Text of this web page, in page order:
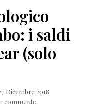
i saldi
(solo
Dicembre 2018
commento